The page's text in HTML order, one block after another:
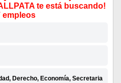
te está buscando!
empleos
Derecho, Economía, Secretaria